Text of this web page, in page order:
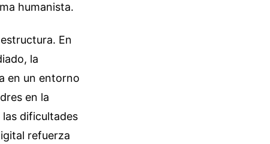
humanista.
En
la
en un entorno
en la
dificultades
refuerza